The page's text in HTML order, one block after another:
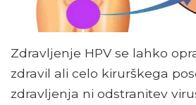
Zdravljenje HPV se lahko
zdravil ali celo kirurškega
zdravljenja ni odstranitev